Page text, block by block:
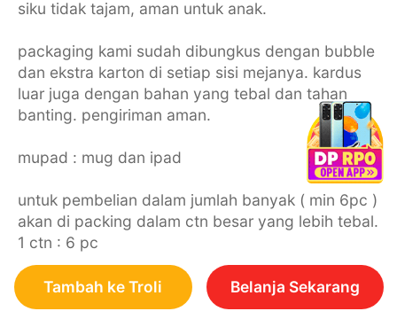
siku tidak tajam, aman untuk anak.
packaging kami sudah dibungkus dengan bubble
dan ekstra karton di setiap sisi mejanya. kardus
luar juga dengan bahan yang tebal dan tahan
banting. pengiriman aman.
mupad : mug dan ipad
untuk pembelian dalam jumlah banyak ( min 6pc )
akan di packing dalam ctn besar yang lebih tebal.
1 ctn : 6 pc
Tambah ke Troli Belanja Sekarang